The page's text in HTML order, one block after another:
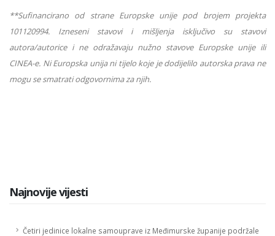
**Sufinancirano od strane Europske unije pod brojem projekta
101120994. Izneseni stavovi i mišljenja isključivo su stavovi
autora/autorice i ne odražavaju nužno stavove Europske unije ili
CINEA-e. Ni Europska unija ni tijelo koje je dodijelilo autorska prava ne
mogu se smatrati odgovornima za njih.
Najnovije vijesti
Četiri jedinice lokalne samouprave iz Međimurske županije podržale